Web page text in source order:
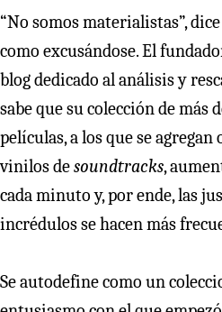
“No somos materialistas”,
como excusándose. El
blog dedicado al análisis y
sabe que su colección de más
películas, a los que se agregan
vinilos desoundtracks,
cada minuto y, por ende, las
incrédulos se hacen más
Se autodefine como un